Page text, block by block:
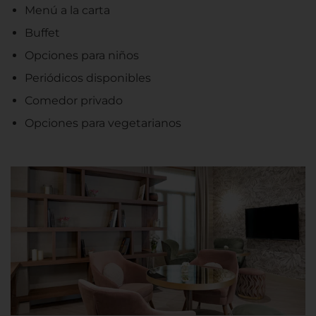
Menú a la carta
Buffet
Opciones para niños
Periódicos disponibles
Comedor privado
Opciones para vegetarianos